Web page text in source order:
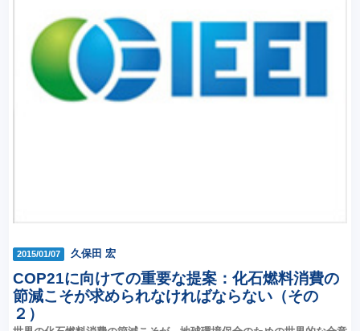
2015/01/07 久保田 宏
COP21に向けての重要な提案：化石燃料消費の
節減こそが求められなければならない（その
２）